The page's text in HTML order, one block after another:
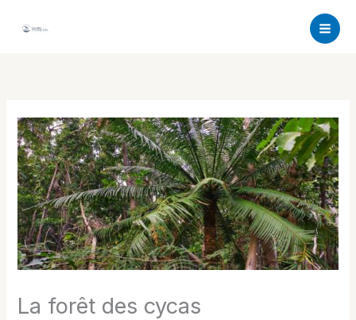
La forêt des cycas